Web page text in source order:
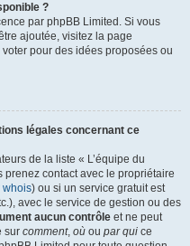
?
par phpBB Limited. Si vous
ajoutée, visitez la page
pour des idées proposées ou
légales concernant ce
de la liste « L’équipe du
prenez contact avec le propriétaire
whois) ou si un service gratuit est
avec le service de gestion ou des
aucun contrôle et ne peut
sur comment, où ou par qui ce